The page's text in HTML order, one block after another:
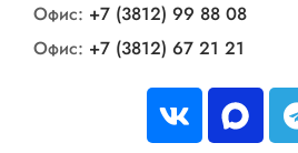
Офис: +7 (3812) 99 88 08
Офис: +7 (3812) 67 21 21